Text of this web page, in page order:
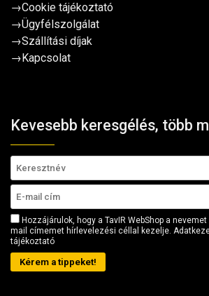
→Cookie tájékoztató
→Ügyfélszolgálat
→Szállítási díjak
→ Kapcsolat
Kevesebb keresgélés, több
Hozzájárulok, hogy a TavIR WebShop a nevemet
mail címemet hírlevelezési céllal kezelje.
tájékoztató
Kérem a tippeket!